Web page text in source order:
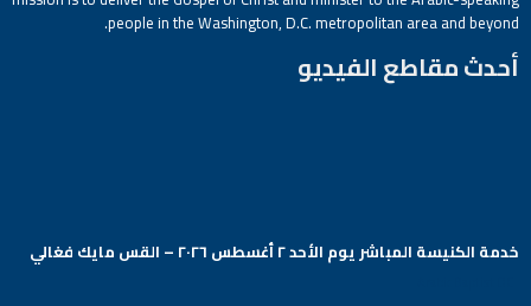
people in the Washington, D.C. metropolitan area and beyond.
أحدث مقاطع الفيديو
خدمة الكنيسة المباشر يوم الأحد ٢ أغسطس ٢٠٢٦ – القس مايك فغالي